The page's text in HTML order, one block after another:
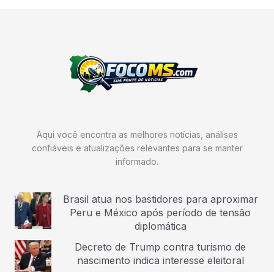
Aqui você encontra as melhores notícias, análises
confiáveis e atualizações relevantes para se manter
informado.
Brasil atua nos bastidores para aproximar
Peru e México após período de tensão
diplomática
Decreto de Trump contra turismo de
nascimento indica interesse eleitoral